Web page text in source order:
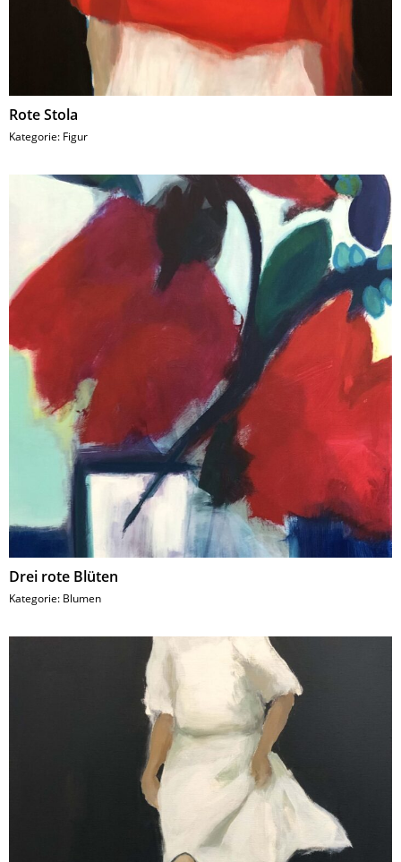
Rote Stola
Kategorie: Figur
Drei rote Blüten
Kategorie: Blumen